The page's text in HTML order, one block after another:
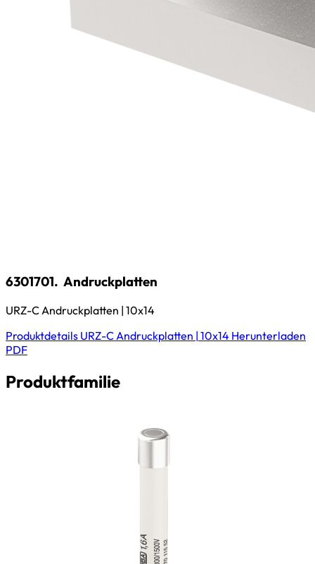
6301701. Andruckplatten
URZ-C Andruckplatten | 10x14
Produktdetails URZ-C Andruckplatten | 10x14 Herunterladen
PDF
Produktfamilie